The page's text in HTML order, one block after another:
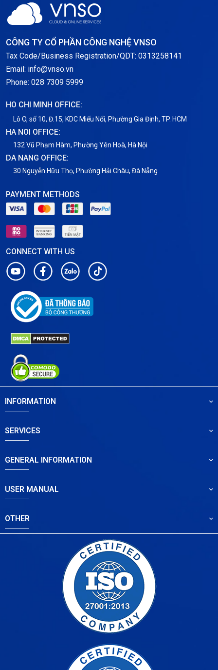
Server Windows
Notification
Thông tin chung
Tin tức
CÔNG TY CỔ PHẦN CÔNG NGHỆ VNSO
Tax Code/Business Registration/QDT: 0313258141
Email: info@vnso.vn
Phone: 028 7309 5999
HO CHI MINH OFFICE:
Lô O, số 10, Đ.15, KDC Miếu Nổi, Phường Gia Định, TP. HCM
HA NOI OFFICE:
132 Vũ Phạm Hàm, Phường Yên Hoà, Hà Nội
DA NANG OFFICE:
30 Nguyễn Hữu Thọ, Phường Hải Châu, Đà Nẵng
PAYMENT METHODS
CONNECT WITH US
INFORMATION
SERVICES
GENERAL INFORMATION
USER MANUAL
OTHER